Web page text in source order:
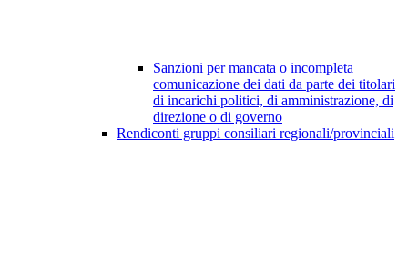
Sanzioni per mancata o incompleta
comunicazione dei dati da parte dei titolari
di incarichi politici, di amministrazione, di
direzione o di governo
Rendiconti gruppi consiliari regionali/provinciali